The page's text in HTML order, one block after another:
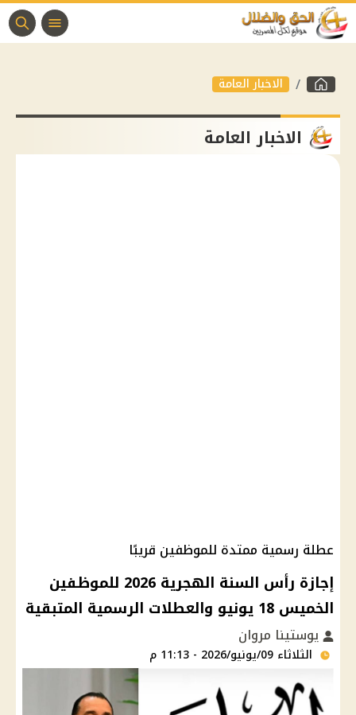
الاخبار العامة
الاخبار العامة
عطلة رسمية ممتدة للموظفين قريبًا
إجازة رأس السنة الهجرية 2026 للموظفين
الخميس 18 يونيو والعطلات الرسمية المتبقية
يوستينا مروان
الثلاثاء 09/يونيو/2026 - 11:13 م